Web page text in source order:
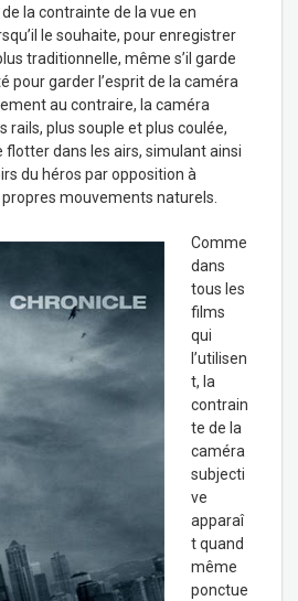
la contrainte de la vue en
le souhaite, pour enregistrer
traditionnelle, même s’il garde
pour garder l’esprit de la caméra
au contraire, la caméra
rails, plus souple et plus coulée,
flotter dans les airs, simulant ainsi
du héros par opposition à
propres mouvements naturels.
Comme
dans
tous les
films
qui
l’utilisen
t, la
contrain
te de la
caméra
subjecti
ve
apparaî
t quand
même
ponctue